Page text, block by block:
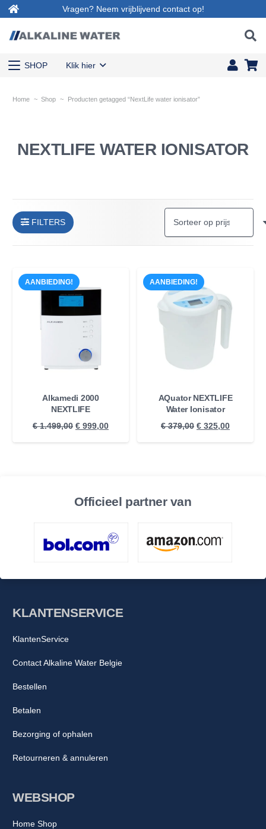
Vragen? Neem vrijblijvend contact op!
SHOP Klik hier
Home ~ Shop ~ Producten getagged “NextLife water ionisator”
NEXTLIFE WATER IONISATOR
FILTERS
AANBIEDING!
Alkamedi 2000
NEXTLIFE
€1.499,00 Oorspronkelijke
prijs
€ 999,00Huidige
prijs
AANBIEDING!
AQuator NEXTLIFE
Water Ionisator
€379,00 Oorspronkelijke
prijs
€ 325,00Huidige
prijs
Officieel partner van
WEBSHOP
Home Shop
KLANTENSERVICE
KlantenService
Contact Alkaline Water Belgie
Bestellen
Betalen
Bezorging of ophalen
Retourneren & annuleren